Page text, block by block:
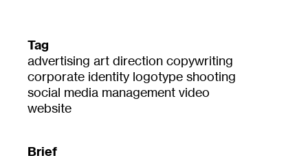
Tag
advertising art direction copywriting
corporate identity logotype shooting
social media management video
website
Brief